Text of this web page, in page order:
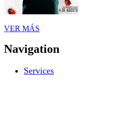
VER MÁS
Navigation
Services